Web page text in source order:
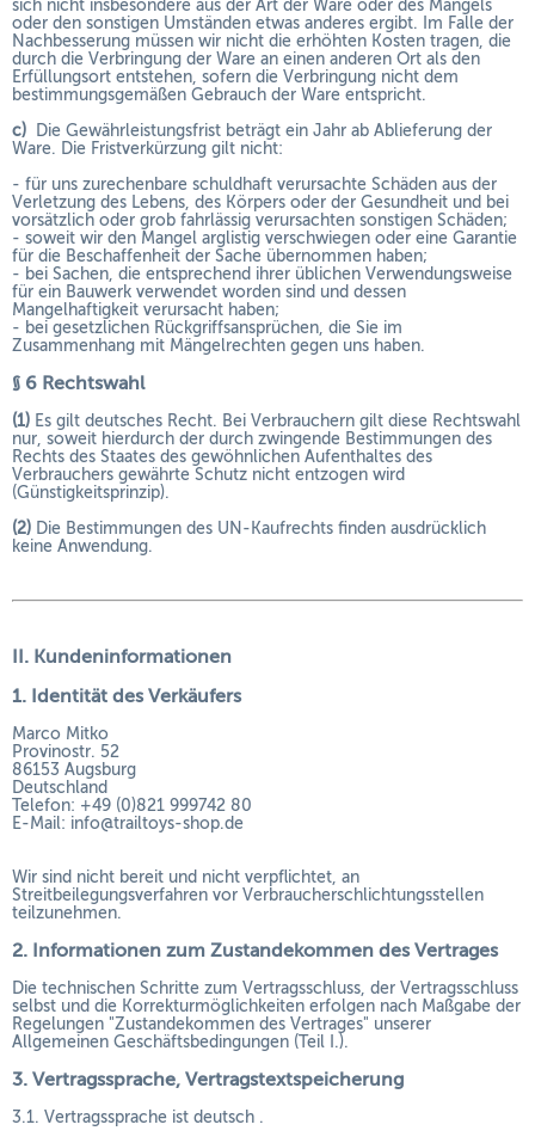
sich nicht insbesondere aus der Art der Ware oder des Mangels
oder den sonstigen Umständen etwas anderes ergibt. Im Falle der
Nachbesserung müssen wir nicht die erhöhten Kosten tragen, die
durch die Verbringung der Ware an einen anderen Ort als den
Erfüllungsort entstehen, sofern die Verbringung nicht dem
bestimmungsgemäßen Gebrauch der Ware entspricht.
c)
Die Gewährleistungsfrist beträgt ein Jahr ab Ablieferung der
Ware. Die Fristverkürzung gilt nicht:
- für uns zurechenbare schuldhaft verursachte Schäden aus der
Verletzung des Lebens, des Körpers oder der Gesundheit und bei
vorsätzlich oder grob fahrlässig verursachten sonstigen Schäden;
- soweit wir den Mangel arglistig verschwiegen oder eine Garantie
für die Beschaffenheit der Sache übernommen haben;
- bei Sachen, die entsprechend ihrer üblichen Verwendungsweise
für ein Bauwerk verwendet worden sind und dessen
Mangelhaftigkeit verursacht haben;
- bei gesetzlichen Rückgriffsansprüchen, die Sie im
Zusammenhang mit Mängelrechten gegen uns haben.
§ 6 Rechtswahl
(1) Es gilt deutsches Recht. Bei Verbrauchern gilt diese Rechtswahl
nur, soweit hierdurch der durch zwingende Bestimmungen des
Rechts des Staates des gewöhnlichen Aufenthaltes des
Verbrauchers gewährte Schutz nicht entzogen wird
(Günstigkeitsprinzip).
(2) Die Bestimmungen des UN-Kaufrechts finden ausdrücklich
keine Anwendung.
II. Kundeninformationen
1. Identität des Verkäufers
Marco Mitko
Provinostr. 52
86153 Augsburg
Deutschland
Telefon: +49 (0)821 999742 80
E-Mail: info@trailtoys-shop.de
Wir sind nicht bereit und nicht verpflichtet, an
Streitbeilegungsverfahren vor Verbraucherschlichtungsstellen
teilzunehmen.
2. Informationen zum Zustandekommen des Vertrages
Die technischen Schritte zum Vertragsschluss, der Vertragsschluss
selbst und die Korrekturmöglichkeiten erfolgen nach Maßgabe der
Regelungen "Zustandekommen des Vertrages" unserer
Allgemeinen Geschäftsbedingungen (Teil I.).
3. Vertragssprache, Vertragstextspeicherung
3.1. Vertragssprache ist deutsch .